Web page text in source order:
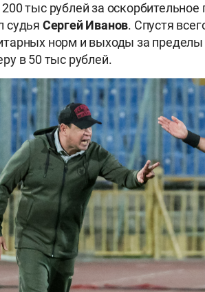
тыс рублей за оскорбительное
судья Сергей Иванов. Спустя
норм и выходы за
в 50 тыс рублей.